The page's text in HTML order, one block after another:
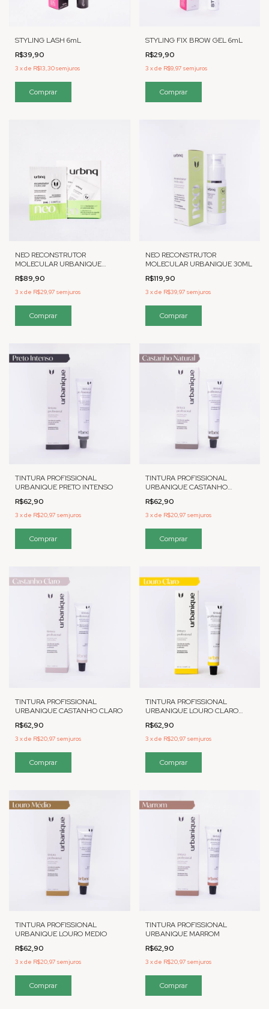
STYLING LASH 6mL
R$39,90
3 xde R$13,30sem juros
STYLING FIX BROW GEL 6mL
R$29,90
3 xde R$9,97 sem juros
NEO RECONSTRUTOR
MOLECULAR URBANIQUE
R$89,90
3 xde R$29,97 sem juros
NEO RECONSTRUTOR
MOLECULAR URBANIQUE 30ML
R$119,90
3 xde R$39,97 sem juros
TINTURA PROFISSIONAL
URBANIQUE PRETO INTENSO
R$62,90
3 xde R$20,97 sem juros
TINTURA PROFISSIONAL
URBANIQUE CASTANHO
NATURAL
R$62,90
3 xde R$20,97 sem juros
TINTURA PROFISSIONAL
URBANIQUE CASTANHO CLARO
R$62,90
3 xde R$20,97 sem juros
TINTURA PROFISSIONAL
URBANIQUE LOURO CLARO
R$62,90
3 xde R$20,97 sem juros
TINTURA PROFISSIONAL
URBANIQUE LOURO MEDIO
R$62,90
3 xde R$20,97 sem juros
TINTURA PROFISSIONAL
URBANIQUE MARROM
R$62,90
3 xde R$20,97 sem juros